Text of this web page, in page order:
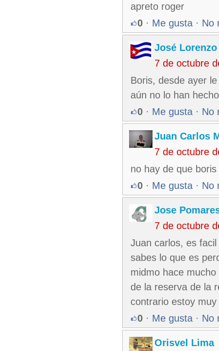
apreto roger
0 · Me gusta · No
José
7 de octubre
Boris, desde ayer
aún no lo han
0 · Me gusta · No
Juan Carlos
7 de octubre
no hay de que boris
0 · Me gusta · No
Jose
7 de octubre
Juan carlos, es
sabes lo que es
midmo hace
de la reserva de la
contrario estoy
0 · Me gusta · No
Orisvel Lima